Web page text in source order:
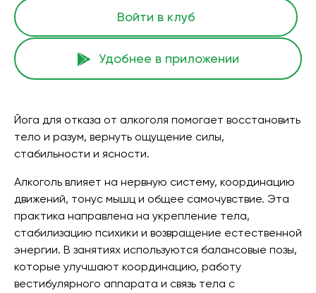
Войти в клуб
Удобнее в приложении
Йога для отказа от алкоголя помогает восстановить
тело и разум, вернуть ощущение силы,
стабильности и ясности.
Алкоголь влияет на нервную систему, координацию
движений, тонус мышц и общее самочувствие. Эта
практика направлена на укрепление тела,
стабилизацию психики и возвращение естественной
энергии. В занятиях используются балансовые позы,
которые улучшают координацию, работу
вестибулярного аппарата и связь тела с